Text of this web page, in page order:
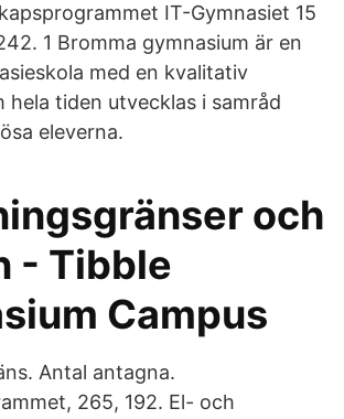
IT-Gymnasiet 15
1 Bromma gymnasium är en
med en kvalitativ
hela tiden utvecklas i samråd
eleverna.
och
- Tibble
Campus
Antal antagna.
265, 192. El- och